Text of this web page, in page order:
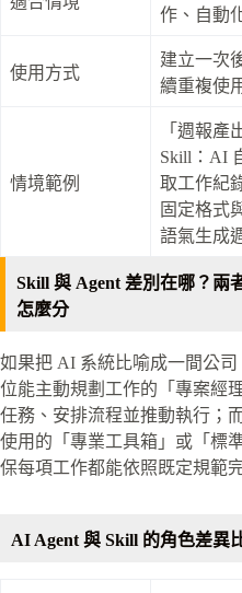
作、自動
使用方式
建立一次
續重複使
情境範例
「週報產
Skill：AI
取工作紀
固定格式
語氣生成
Skill 與 Agent 差別在哪？兩
怎麼分
如果把 AI 系統比喻成一間公司
位能主動規劃工作的「專案經
任務、安排流程並推動執行；
使用的「專業工具箱」或「標
保每項工作都能依照既定規範
AI Agent 與 Skill 的角色差異